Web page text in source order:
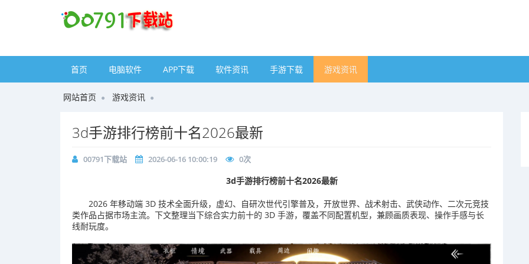
首页 电脑软件 APP下载 软件资讯 手游下载 游戏资讯
网站首页 游戏资讯
3d手游排行榜前十名2026最新
00791下载站 2026-06-16 10:00:19 0次
3d手游排行榜前十名2026最新
2026 年移动端 3D 技术全面升级，虚幻、自研次世代引擎普及，开放世界、战术射击、武侠动作、二次元竞技
类作品占据市场主流。下文整理当下综合实力前十的 3D 手游，覆盖不同配置机型，兼顾画质表现、操作手感与长
线耐玩度。